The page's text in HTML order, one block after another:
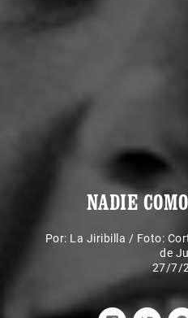
NADIE
Por: La Jiribilla / Foto:
de
27/7/